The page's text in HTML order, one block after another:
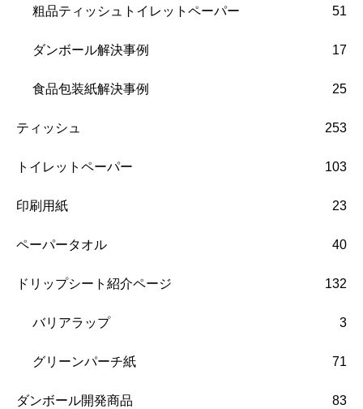
粗品ティッシュトイレットペーパー 51
ダンボール解決事例 17
食品包装紙解決事例 25
ティッシュ 253
トイレットペーパー 103
印刷用紙 23
ペーパータオル 40
ドリップシート紹介ページ 132
バリアラップ 3
グリーンパーチ紙 71
ダンボール開発商品 83